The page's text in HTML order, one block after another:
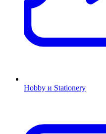
Hobby и Stationery